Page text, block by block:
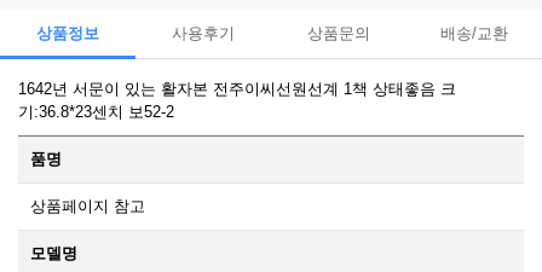
상품정보 사용후기 상품문의 배송/교환
1642년 서문이 있는 활자본 전주이씨선원선계 1책 상태좋음 크
기:36.8*23센치 보52-2
품명
상품페이지 참고
모델명